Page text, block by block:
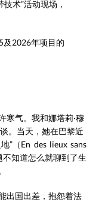
术”活动现场，
及2026年项目的
寒气。我和娜塔莉·穆
。当天，她在巴黎近
”（En des lieux sans
知道怎么就聊到了生
出国出差，抱怨着法